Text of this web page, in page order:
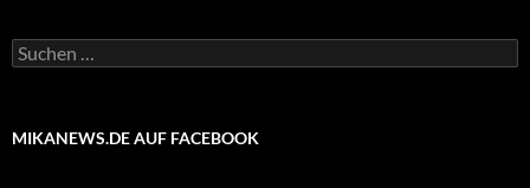
Suchen
nach:
MIKANEWS.DE AUF FACEBOOK